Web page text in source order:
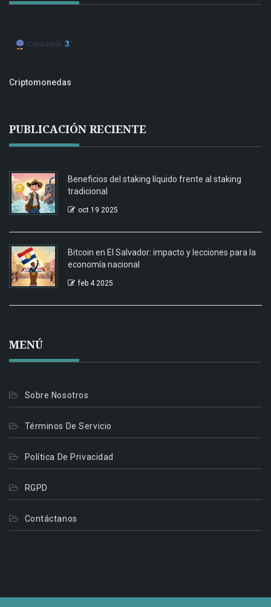
Criptomonedas
PUBLICACIÓN RECIENTE
Beneficios del staking líquido frente al staking
tradicional
oct 19 2025
Bitcoin en El Salvador: impacto y lecciones para la
economía nacional
feb 4 2025
MENÚ
Sobre Nosotros
Términos De Servicio
Política De Privacidad
RGPD
Contáctanos